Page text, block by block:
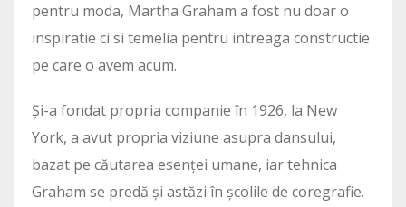
pentru moda, Martha Graham a fost nu doar o
inspiratie ci si temelia pentru intreaga constructie
pe care o avem acum.
Și-a fondat propria companie în 1926, la New
York, a avut propria viziune asupra dansului,
bazat pe căutarea esenței umane, iar tehnica
Graham se predă și astăzi în școlile de coregrafie.